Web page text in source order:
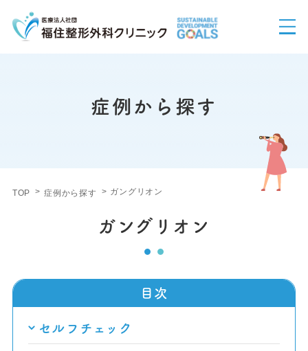
症例から探す
TOP 症例から探す ガングリオン
ガングリオン
目次
セルフチェック